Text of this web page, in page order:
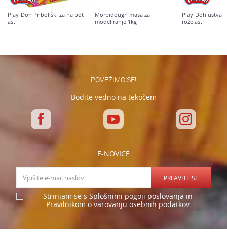
Play-Doh Priboljški za na pot
ast
Morbidough masa za
modeliranje 1kg
Play-Doh
rože ast
POVEŽIMO SE!
Bodite vedno na tekočem
E-NOVICE
PRIJAVITE SE
Strinjam se s Splošnimi pogoji poslovanja in
Pravilnikom o varovanju osebnih podatkov